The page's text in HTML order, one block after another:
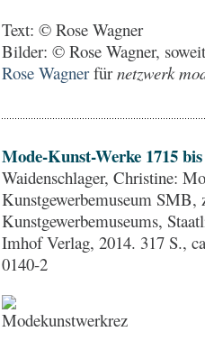
Text: © Rose Wagner
Bilder: © Rose Wagner,
Rose Wagnerfürnetzwerk
Mode-Kunst-Werke 1715
Waidenschlager, Christine:
Kunstgewerbemuseum
Kunstgewerbemuseums,
Imhof Verlag, 2014. 317 S.,
0140-2